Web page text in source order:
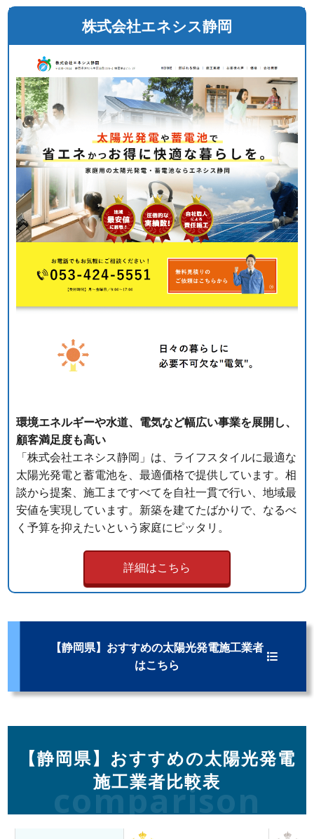
株式会社エネシス静岡
環境エネルギーや水道、電気など幅広い事業を展開し、
顧客満足度も高い
「株式会社エネシス静岡」は、ライフスタイルに最適な
太陽光発電と蓄電池を、最適価格で提供しています。相
談から提案、施工まですべてを自社一貫で行い、地域最
安値を実現しています。新築を建てたばかりで、なるべ
く予算を抑えたいという家庭にピッタリ。
詳細はこちら
【静岡県】おすすめの太陽光発電施工業者
はこちら
【静岡県】おすすめの太陽光発電
施工業者比較表
comparison